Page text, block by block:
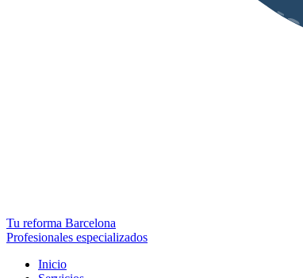
Tu reforma Barcelona
Profesionales especializados
Inicio